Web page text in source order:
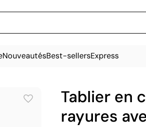
NouveautésBest-sellersExpress
Tablier en
rayures